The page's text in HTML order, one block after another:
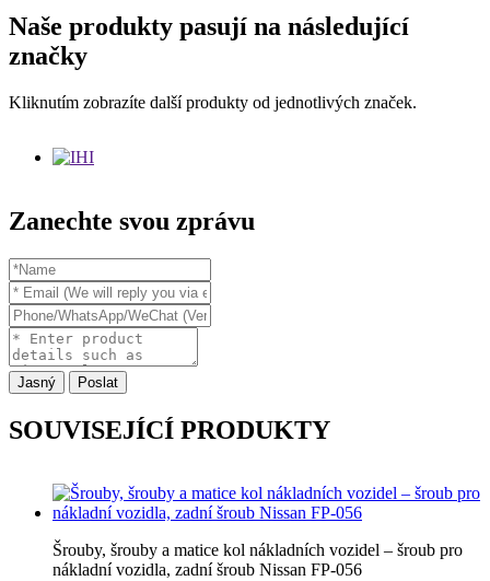
Naše produkty pasují na následující
značky
Kliknutím zobrazíte další produkty od jednotlivých značek.
Zanechte svou zprávu
Jasný Poslat
SOUVISEJÍCÍ PRODUKTY
Šrouby, šrouby a matice kol nákladních vozidel – šroub pro
nákladní vozidla, zadní šroub Nissan FP-056